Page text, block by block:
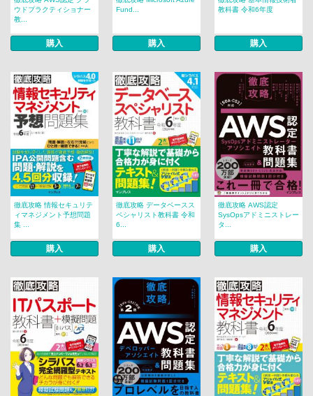
ウドプラクティショナー
教...
購入
Fund...
購入
教科書 令和6年度
購入
徹底攻略 情報セキュリテ
ィマネジメント予想問題
集 ...
購入
徹底攻略 データベースス
ペシャリスト教科書 令和
6...
購入
徹底攻略 AWS認定
SysOpsアドミニストレー
タ...
購入